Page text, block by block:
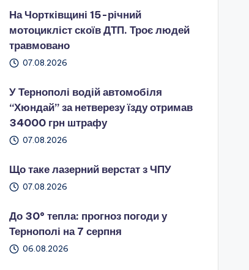
На Чортківщині 15-річний
мотоцикліст скоїв ДТП. Троє людей
травмовано
07.08.2026
У Тернополі водій автомобіля
“Хюндай” за нетверезу їзду отримав
34000 грн штрафу
07.08.2026
Що таке лазерний верстат з ЧПУ
07.08.2026
До 30° тепла: прогноз погоди у
Тернополі на 7 серпня
06.08.2026